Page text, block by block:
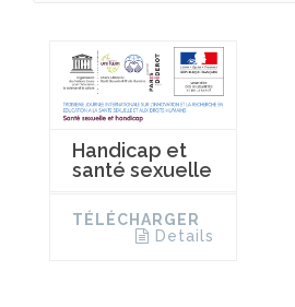
Handicap et
santé sexuelle
TÉLÉCHARGER
Details